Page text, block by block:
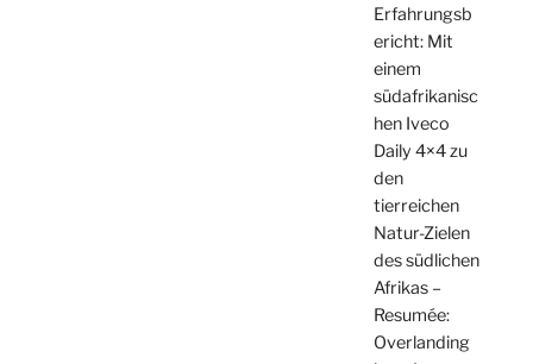
Erfahrungsb
ericht: Mit
einem
südafrikanisc
hen Iveco
Daily 4×4 zu
den
tierreichen
Natur-Zielen
des südlichen
Afrikas –
Resumée:
Overlanding